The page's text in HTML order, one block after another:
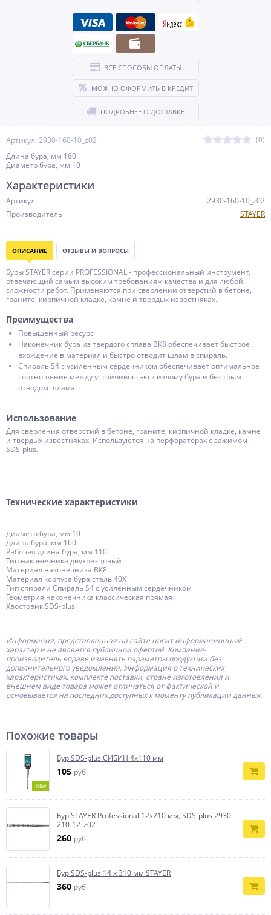
Артикул: 2930-160-10_z02
(0)
Длина бура, мм 160
Диаметр бура, мм 10
ВСЕ СПОСОБЫ ОПЛАТЫ
МОЖНО ОФОРМИТЬ В КРЕДИТ
ПОДРОБНЕЕ О ДОСТАВКЕ
Характеристики
Артикул
2930-160-10_z02
Производитель
STAYER
ОПИСАНИЕ ОТЗЫВЫ И ВОПРОСЫ
Буры STAYER серии PROFESSIONAL - профессиональный инструмент,
отвечающий самым высоким требованиям качества и для любой
сложности работ. Применяются при сверлении отверстий в бетоне,
граните, кирпичной кладке, камне и твердых известняках.
Преимущества
Повышенный ресурс
Наконечник бура из твердого сплава ВК8 обеспечивает быстрое
вхождение в материал и быстро отводит шлам в спираль.
Спираль S4 с усиленным сердечником обеспечивает оптимальное
соотношение между устойчивостью к излому бура и быстрым
отводом шлама.
Использование
Для сверления отверстий в бетоне, граните, кирпичной кладке, камне
и твердых известняках. Используются на перфораторах с зажимом
SDS-plus.
Технические характеристики
Диаметр бура, мм 10
Длина бура, мм 160
Рабочая длина бура, мм 110
Тип наконечника двухрезцовый
Материал наконечника ВК8
Материал корпуса бура сталь 40Х
Тип спирали Спираль S4 с усиленным сердечником
Геометрия наконечника классическая прямая
Хвостовик SDS-plus
Информация, представленная на сайте носит информационный
характер и не является публичной офертой. Компания-
производитель вправе изменять параметры продукции без
дополнительного уведомления. Информация о технических
характеристиках, комплекте поставки, стране изготовления и
внешнем виде товара может отличаться от фактической и
основывается на последних доступных к моменту публикации данных.
Похожие товары
NEW
Бур SDS-plus СИБИН 4х110 мм
105 руб.
Бур STAYER Professional 12x210 мм, SDS-plus 2930-
210-12_z02
260 руб.
Бур SDS-plus 14 х 310 мм STAYER
360 руб.